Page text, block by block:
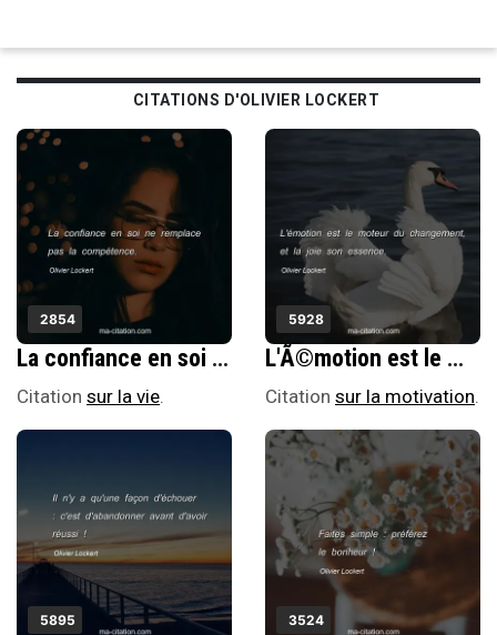
CITATIONS D'OLIVIER LOCKERT
2854
La confiance en soi ne remplace pas la compÃ©tence.
Citation sur la vie.
5928
L'Ã©motion est le moteur du changement, et la joie son essence.
Citation sur la motivation.
5895 3524